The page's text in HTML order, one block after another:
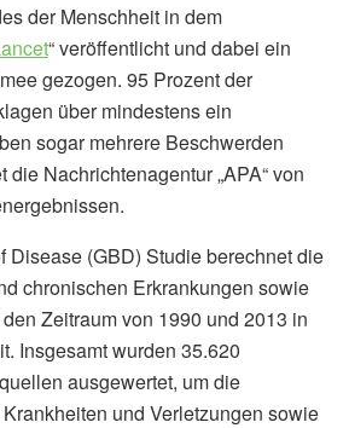
der Menschheit in dem
“ veröffentlicht und dabei ein
gezogen. 95 Prozent der
über mindestens ein
sogar mehrere Beschwerden
Nachrichtenagentur „APA“ von
Disease (GBD) Studie berechnet die
chronischen Erkrankungen sowie
Zeitraum von 1990 und 2013 in
Insgesamt wurden 35.620
ausgewertet, um die
und Verletzungen sowie